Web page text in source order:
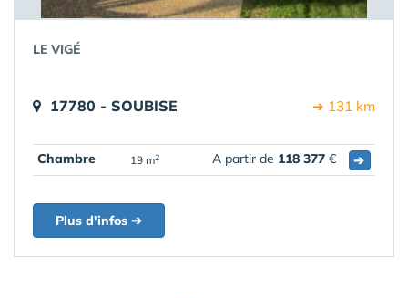
LE VIGÉ
17780 - SOUBISE ➔ 131 km
Chambre 19 m2 A partir de 118 377 € ➔
Plus d'infos ➔